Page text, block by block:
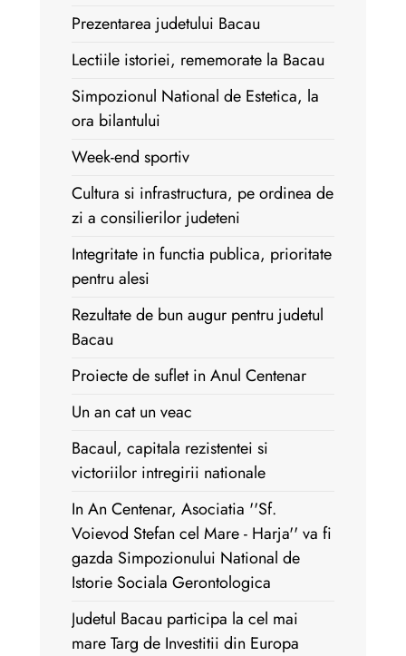
Prezentarea judetului Bacau
Lectiile istoriei, rememorate la Bacau
Simpozionul National de Estetica, la
ora bilantului
Week-end sportiv
Cultura si infrastructura, pe ordinea de
zi a consilierilor judeteni
Integritate in functia publica, prioritate
pentru alesi
Rezultate de bun augur pentru judetul
Bacau
Proiecte de suflet in Anul Centenar
Un an cat un veac
Bacaul, capitala rezistentei si
victoriilor intregirii nationale
In An Centenar, Asociatia ''Sf.
Voievod Stefan cel Mare - Harja'' va fi
gazda Simpozionului National de
Istorie Sociala Gerontologica
Judetul Bacau participa la cel mai
mare Targ de Investitii din Europa